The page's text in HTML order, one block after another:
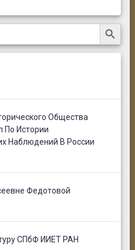
Search Button
Общества
По Истории
Наблюдений В России
Федотовой
СПбФ ИИЕТ РАН